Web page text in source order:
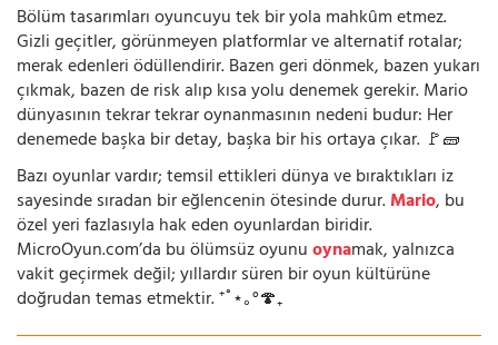
Bölüm tasarımları oyuncuyu tek bir yola mahkûm etmez.
Gizli geçitler, görünmeyen platformlar ve alternatif rotalar;
merak edenleri ödüllendirir. Bazen geri dönmek, bazen yukarı
çıkmak, bazen de risk alıp kısa yolu denemek gerekir. Mario
dünyasının tekrar tekrar oynanmasının nedeni budur: Her
denemede başka bir detay, başka bir his ortaya çıkar. 🚩🧱
Bazı oyunlar vardır; temsil ettikleri dünya ve bıraktıkları iz
sayesinde sıradan bir eğlencenin ötesinde durur.Mario, bu
özel yeri fazlasıyla hak eden oyunlardan biridir.
MicroOyun.com’da bu ölümsüz oyunuoynamak, yalnızca
vakit geçirmek değil; yıllardır süren bir oyun kültürüne
doğrudan temas etmektir. ⁺˚⋆｡°🍄₊